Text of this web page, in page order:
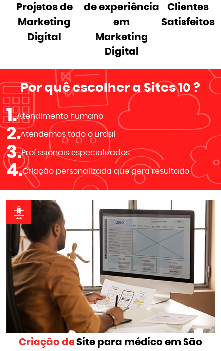
Projetos de
Marketing
Digital
de experiência
em
Marketing
Digital
Clientes
Satisfeitos
Por quê escolher aSites 10 ?
1.Atendimento humano
2.Atendemos todo o Brasil
3.Profissionais especializados
4.Criação personalizada que gera resultado
Criação deSite para médico em São